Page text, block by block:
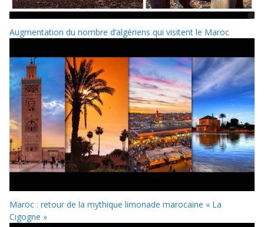
Augmentation du nombre d’algériens qui visitent le Maroc
Maroc : retour de la mythique limonade marocaine « La
Cigogne »